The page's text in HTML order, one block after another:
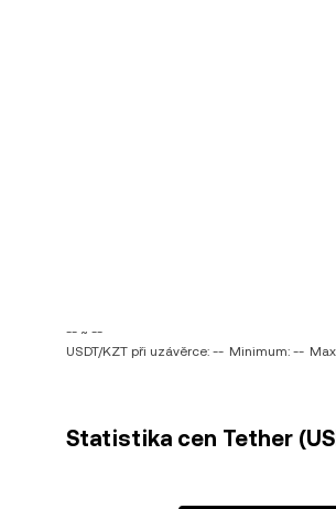
-- ~ --
USDT/KZT při uzávěrce: -- Minimum: --
Statistika cen Tether